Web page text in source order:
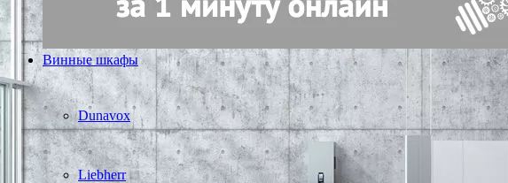
Винные шкафы
Dunavox
Liebherr